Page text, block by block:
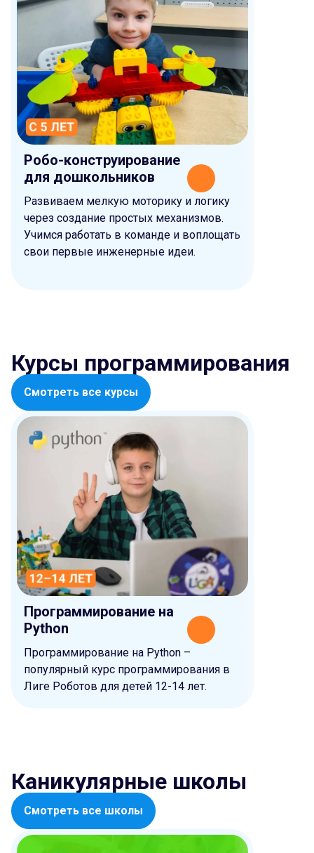
Робо-конструирование
для дошкольников
Развиваем мелкую моторику и логику
через создание простых механизмов.
Учимся работать в команде и воплощать
свои первые инженерные идеи.
Курсы программирования
Смотреть все курсы
Программирование на
Python
Программирование на Python –
популярный курс программирования в
Лиге Роботов для детей 12-14 лет.
Каникулярные школы
Смотреть все школы